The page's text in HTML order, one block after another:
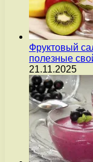
Фруктовый
полезные
21.11.2025